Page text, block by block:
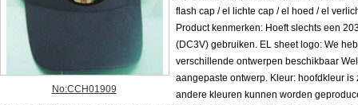
No:CCH01909
flash cap / el lichte cap / el hoed / el
Product kenmerken: Hoeft slechts een
(DC3V) gebruiken. EL sheet logo: We
verschillende ontwerpen beschikbaar
aangepaste ontwerp. Kleur: hoofdkleur is
andere kleuren kunnen worden